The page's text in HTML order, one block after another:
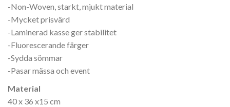
-Non-Woven, starkt, mjukt material
-Mycket prisvärd
-Laminerad kasse ger stabilitet
-Fluorescerande färger
-Sydda sömmar
-Pasar mässa och event
Material
40 x 36 x15 cm